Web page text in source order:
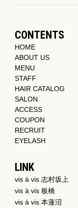
CONTENTS
HOME
ABOUT US
MENU
STAFF
HAIR CATALOG
SALON
ACCESS
COUPON
RECRUIT
EYELASH
LINK
vis à vis 志村坂上
vis à vis 板橋
vis à vis 本蓮沼